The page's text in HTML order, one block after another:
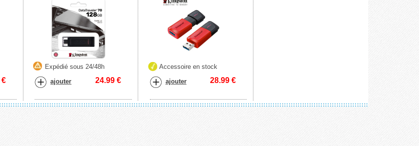
€
Expédié sous 24/48h
ajouter 24.99€
Accessoire en stock
ajouter 28.99€